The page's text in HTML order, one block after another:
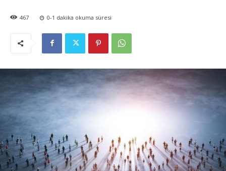
467 0-1 dakika okuma süresi